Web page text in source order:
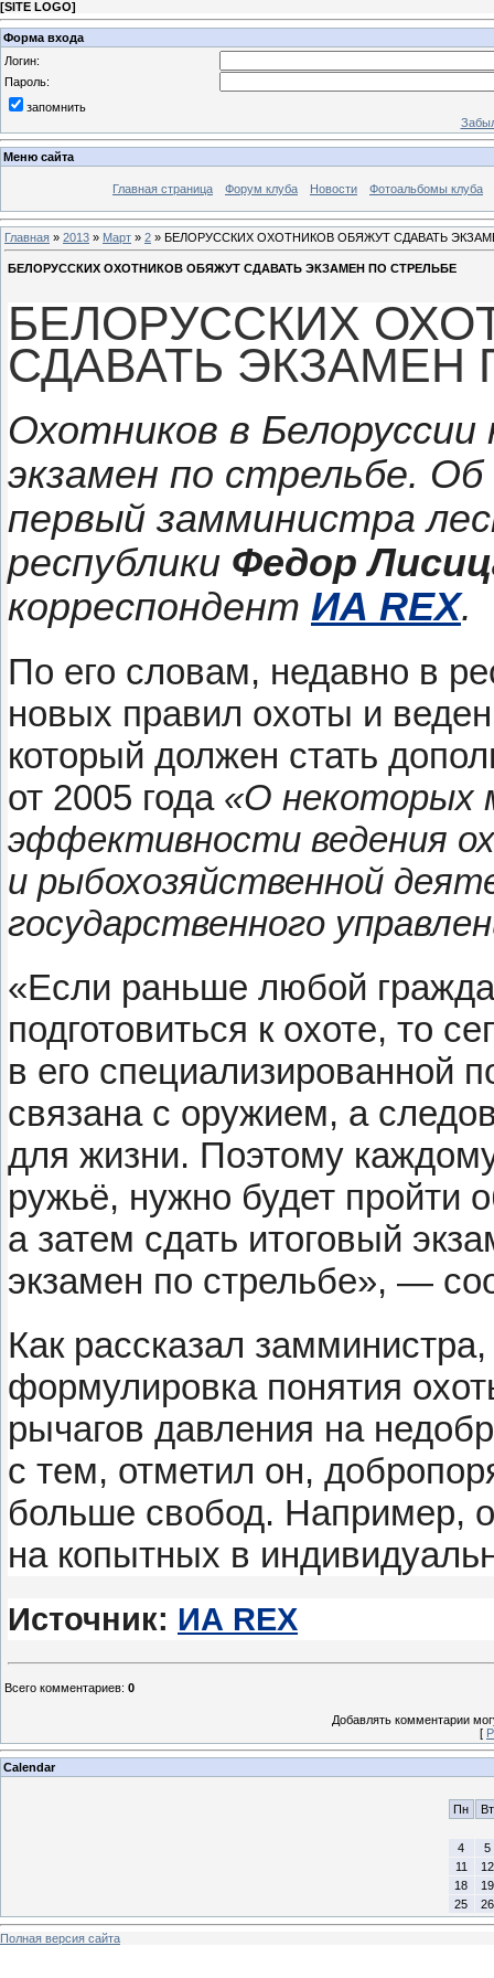
[SITE LOGO]
Форма входа
Логин:
Пароль:
запомнить
Меню сайта
Главная страница Форум клуба Новости Фотоальбомы клуба
Главная » 2013 » Март » 2 » БЕЛОРУССКИХ ОХОТНИКОВ ОБЯЖУТ СДАВАТЬ
БЕЛОРУССКИХ ОХОТНИКОВ ОБЯЖУТ СДАВАТЬ ЭКЗАМЕН ПО СТРЕЛЬБЕ
БЕЛОРУССКИХ
СДАВАТЬ ЭКЗАМЕН
Охотников в
экзамен по стрельбе.
первый замминистра
республики Федор
корреспондент ИА REX.
По его словам, недавно в
новых правил охоты и
который должен стать
от 2005 года «О некоторых
эффективности ведения
и рыбохозяйственной
государственного
«Если раньше любой
подготовиться к охоте, то
в его специализированной
связана с оружием, а
для жизни. Поэтому
ружьё, нужно будет пройти
а затем сдать итоговый
экзамен по стрельбе», —
Как рассказал
формулировка понятия
рычагов давления на
с тем, отметил он,
больше свобод. Например,
на копытных в
Источник: ИА REX
Всего комментариев: 0
Добавлять комментарии
[
Calendar
Пн Вт
4
5
11
12
18
19
25
26
Полная версия сайта